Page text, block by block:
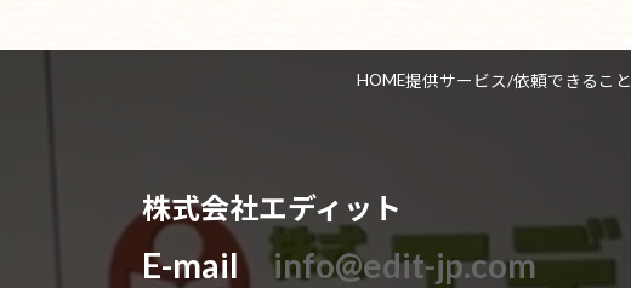
HOME提供サービス/依頼できること
株式会社エディット
E-mailinfo@edit-jp.com